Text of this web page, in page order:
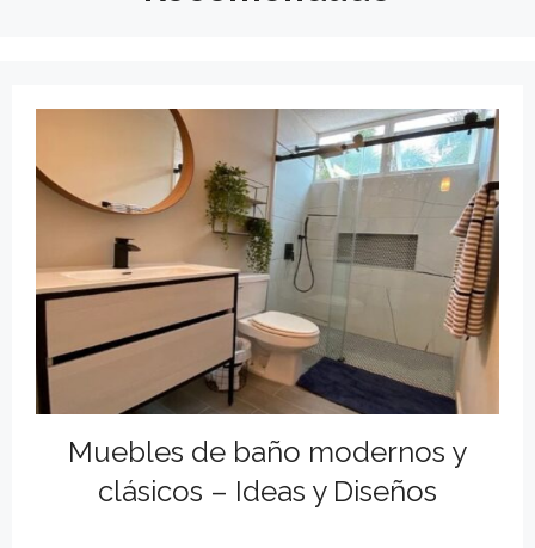
Muebles de baño modernos y
clásicos – Ideas y Diseños